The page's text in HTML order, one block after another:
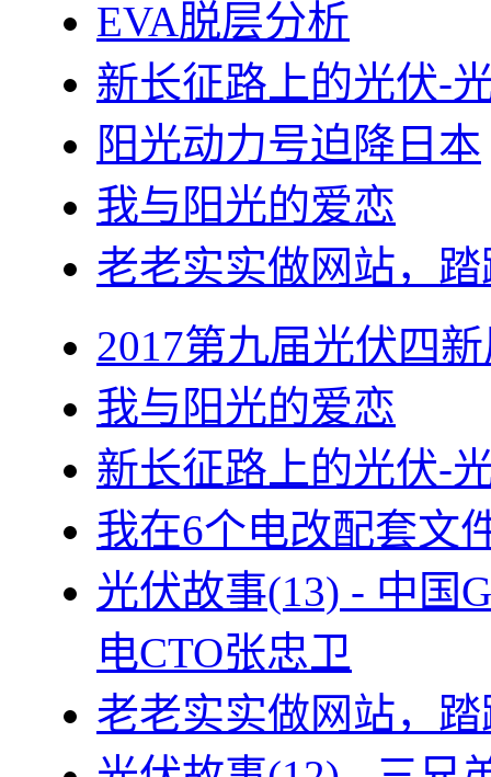
EVA脱层分析
新长征路上的光伏-
阳光动力号迫降日本
我与阳光的爱恋
老老实实做网站，
2017第九届光伏四
我与阳光的爱恋
新长征路上的光伏-
我在6个电改配套文
光伏故事(13) - 中国
电CTO张忠卫
老老实实做网站，